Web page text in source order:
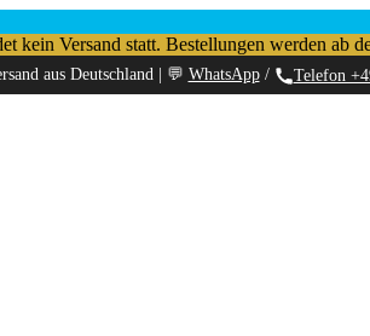
Versand statt. Bestellungen werden ab
aus Deutschland | 💬 WhatsApp/ Telefon